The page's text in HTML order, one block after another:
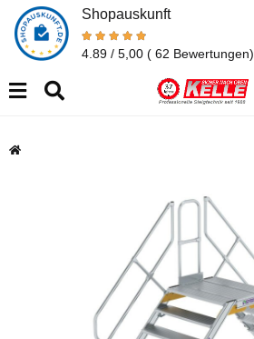
Shopauskunft
4.89 / 5,00 ( 62 Bewertungen)